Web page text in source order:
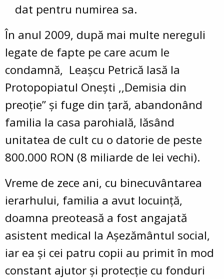
dat pentru numirea sa.
În anul 2009, după mai multe nereguli
legate de fapte pe care acum le
condamnă, Leașcu Petrică lasă la
Protopopiatul Onești ,,Demisia din
preoție” și fuge din țară, abandonând
familia la casa parohială, lăsând
unitatea de cult cu o datorie de peste
800.000 RON (8 miliarde de lei vechi).
Vreme de zece ani, cu binecuvântarea
ierarhului, familia a avut locuință,
doamna preoteasă a fost angajată
asistent medical la Așezământul social,
iar ea și cei patru copii au primit în mod
constant ajutor și protecție cu fonduri